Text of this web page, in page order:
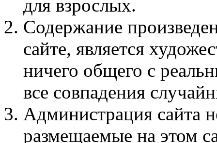
для взрослых.
Содержание
сайте, является
ничего общего с
все совпадения
Администрация сайта
размещаемые на этом